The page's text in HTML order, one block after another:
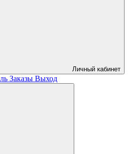
Личный кабинет
Заказы Выход